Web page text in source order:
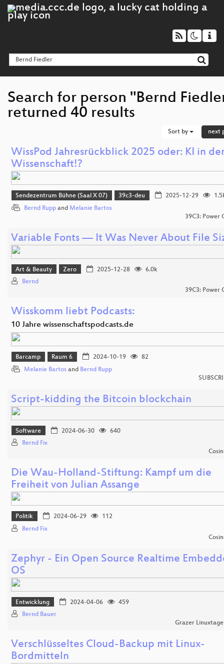
Search for person "Bernd
returned 40 results
Sort by next
​WissPod Jahresrückblick 2025 oder: KI in
Wissenschaft!?
Sendezentrum Bühne (Saal X 07) 39c3-deu 2025-12-29
Bernd Rupp and Melanie Bartos
39C3: Power
Variable Fonts — It Was Never About File
Art & Beauty Zero 2025-12-28
6.0k
Bernd
39C3: Power
Wisskomm liebt Podcasts:
10 Jahre wissenschaftspodcasts.de
Barcamp Raum 6 2024-10-19
82
Melanie Bartos and Bernd Rupp
Script-kidding the Bitcoin blockchain
Software 2024-06-30
640
Bernd Fix
Die Wau-Holland-Stiftung: Kampf um die
Freiheit von Julian Assange
Politik 2024-06-29
112
Bernd Fix
Zephyr - Ein Open Source Realtime
OS
Entwicklung 2024-04-06
459
Bernd Bauer
Grazer
Verschlüsseltes Cloud-Backup mit Linux-
Bordmitteln